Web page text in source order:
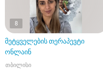
8
მეტყველების თერაპევტი
ონლაინ
თბილისი